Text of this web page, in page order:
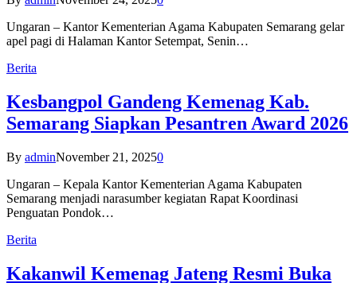
Ungaran – Kantor Kementerian Agama Kabupaten Semarang gelar
apel pagi di Halaman Kantor Setempat, Senin…
Berita
Kesbangpol Gandeng Kemenag Kab.
Semarang Siapkan Pesantren Award 2026
By adminNovember 21, 20250
Ungaran – Kepala Kantor Kementerian Agama Kabupaten
Semarang menjadi narasumber kegiatan Rapat Koordinasi
Penguatan Pondok…
Berita
Kakanwil Kemenag Jateng Resmi Buka